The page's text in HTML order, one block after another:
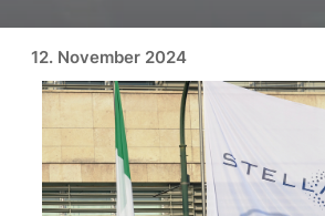
12. November 2024